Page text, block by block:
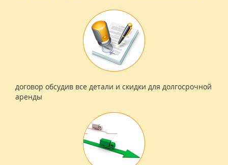
договор обсудив все детали и скидки для долгосрочной
аренды